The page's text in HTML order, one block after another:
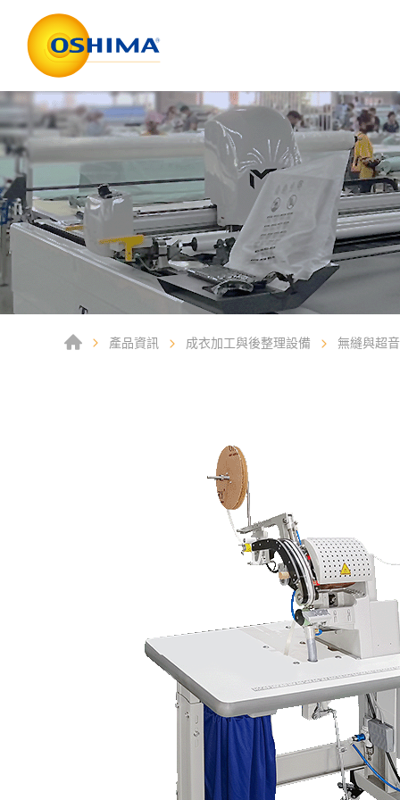
產品資訊 成衣加工與後整理設備 無縫與超